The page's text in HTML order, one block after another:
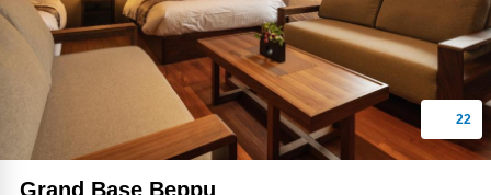
Grand Base Beppu